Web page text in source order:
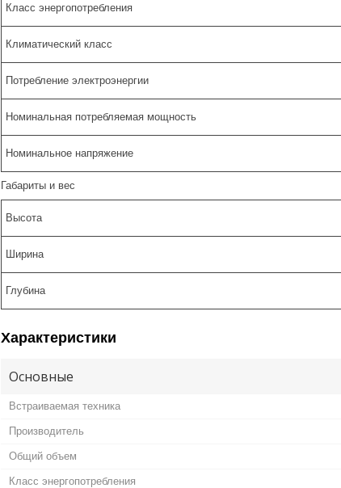
Класс энергопотребления
Климатический класс
Потребление электроэнергии
Номинальная потребляемая мощность
Номинальное напряжение
Габариты и вес
Высота
Ширина
Глубина
Характеристики
Основные
Встраиваемая техника
Производитель
Общий объем
Класс энергопотребления